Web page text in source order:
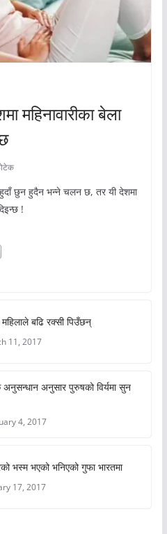
महिनावारीका बेला
हुदाँ छुन हुदैन भन्ने चलन छ, तर यी देशमा
!
महिलाले बढि रक्सी पिउँछन्
11, 2017
अनुसन्धान अनुसार पुरुषको विर्यमा सुन
4, 2017
भस्म भएको भनिएको गुफा भारतमा
17, 2017